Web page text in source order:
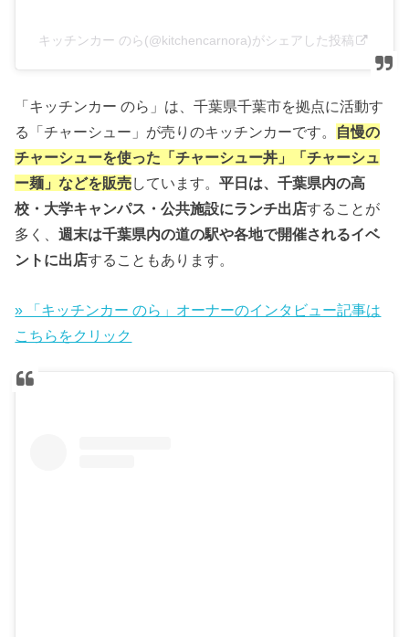
キッチンカー のら(@kitchencarnora)がシェアした投稿
「キッチンカー のら」は、千葉県千葉市を拠点に活動す
る「チャーシュー」が売りのキッチンカーです。 自慢の
チャーシューを使った「チャーシュー丼」「チャーシュ
ー麺」などを販売しています。平日は、千葉県内の高
校・大学キャンパス・公共施設にランチ出店することが
多く、週末は千葉県内の道の駅や各地で開催されるイベ
ントに出店することもあります。
» 「キッチンカー のら」オーナーのインタビュー記事は
こちらをクリック